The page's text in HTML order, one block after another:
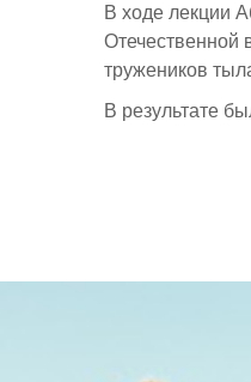
В ходе лекции
Отечественной
тружеников
В результате